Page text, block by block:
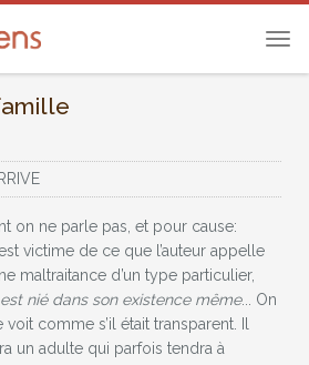
on ne parle pas, et pour cause:
est victime de ce que l’auteur appelle
maltraitance d’un type particulier,
nié dans son existence même... On
comme s’il était transparent. Il
un adulte qui parfois tendra à